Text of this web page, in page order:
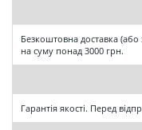
Безкоштовна доставка (або
на суму понад 3000 грн.
Гарантія якості. Перед